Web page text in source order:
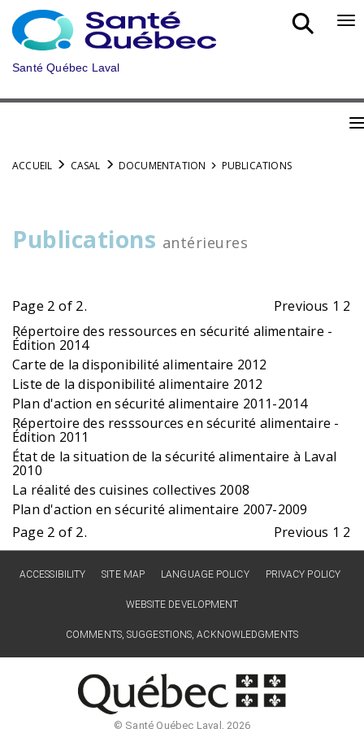
Skip
to
main
content
Santé Québec Laval
ACCUEIL CASAL DOCUMENTATION PUBLICATIONS
Publications antérieures
Page 2 of 2. Previous 1 2
Répertoire des ressources en sécurité alimentaire -
Édition 2014
Carte de la disponibilité alimentaire 2012
Liste de la disponibilité alimentaire 2012
Plan d'action en sécurité alimentaire 2011-2014
Répertoire des resssources en sécurité alimentaire -
Édition 2011
État de la situation de la sécurité alimentaire à Laval
2010
La réalité des cuisines collectives 2008
Plan d'action en sécurité alimentaire 2007-2009
Page 2 of 2. Previous 1 2
ACCESSIBILITY SITE MAP LANGUAGE POLICY PRIVACY POLICY
WEBSITE DEVELOPMENT
COMMENTS, SUGGESTIONS, ACKNOWLEDGMENTS
© Santé Québec Laval, 2026